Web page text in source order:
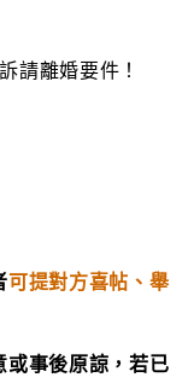
請離婚要件！
可提對方喜帖、舉
或事後原諒，若已